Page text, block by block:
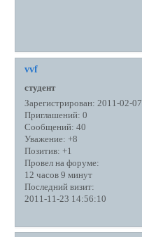
vvf
студент
Зарегистрирован: 2011-02-07
Приглашений: 0
Сообщений: 40
Уважение: +8
Позитив: +1
Провел на форуме:
12 часов 9 минут
Последний визит:
2011-11-23 14:56:10